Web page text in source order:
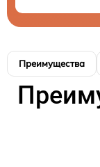
Преимущества